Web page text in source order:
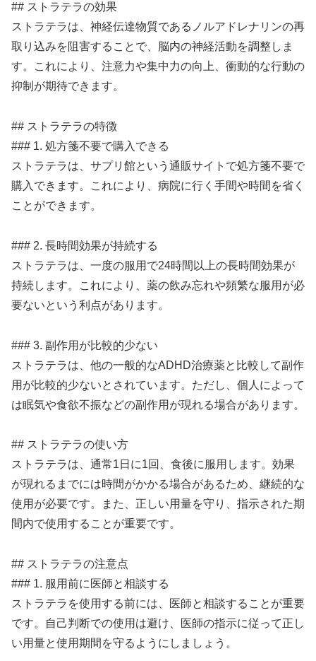
## ストラテラの効果
ストラテラは、神経伝達物質であるノルアドレナリンの再
取り込みを阻害することで、脳内の神経活動を調整しま
す。これにより、注意力や集中力の向上、衝動的な行動の
抑制が期待できます。
## ストラテラの特徴
### 1. 処方箋不要で購入できる
ストラテラは、サプリ館という通販サイトで処方箋不要で
購入できます。これにより、病院に行く手間や時間を省く
ことができます。
### 2. 長時間効果が持続する
ストラテラは、一度の服用で24時間以上の長時間効果が
持続します。これにより、薬の飲み忘れや頻繁な服用が必
要ないという利点があります。
### 3. 副作用が比較的少ない
ストラテラは、他の一般的なADHD治療薬と比較して副作
用が比較的少ないとされています。ただし、個人によって
は眠気や食欲不振などの副作用が現れる場合があります。
## ストラテラの使い方
ストラテラは、通常1日に1回、食後に服用します。効果
が現れるまでには時間がかかる場合があるため、継続的な
使用が必要です。また、正しい用量を守り、指示された期
間内で使用することが重要です。
## ストラテラの注意点
### 1. 服用前に医師と相談する
ストラテラを使用する前には、医師と相談することが重要
です。自己判断での使用は避け、医師の指示に従って正し
い用量と使用期間を守るようにしましょう。